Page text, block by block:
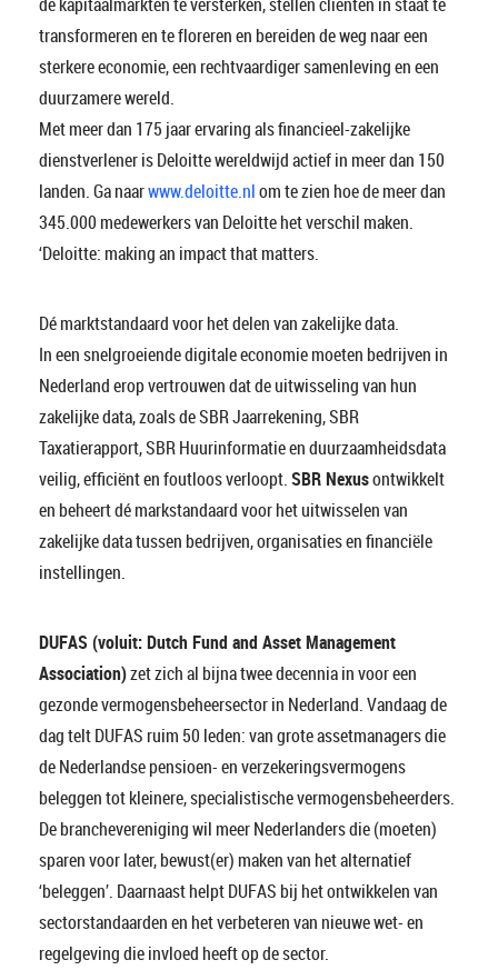
transformeren en te floreren en bereiden de weg naar een
sterkere economie, een rechtvaardiger samenleving en een
duurzamere wereld.
Met meer dan 175 jaar ervaring als financieel-zakelijke
dienstverlener is Deloitte wereldwijd actief in meer dan 150
landen. Ga naarwww.deloitte.nlom te zien hoe de meer dan
345.000 medewerkers van Deloitte het verschil maken.
‘Deloitte: making an impact that matters.
Dé marktstandaard voor het delen van zakelijke data.
In een snelgroeiende digitale economie moeten bedrijven in
Nederland erop vertrouwen dat de uitwisseling van hun
zakelijke data, zoals de SBR Jaarrekening, SBR
Taxatierapport, SBR Huurinformatie en duurzaamheidsdata
veilig, efficiënt en foutloos verloopt.SBR Nexusontwikkelt
en beheert dé markstandaard voor het uitwisselen van
zakelijke data tussen bedrijven, organisaties en financiële
instellingen.
DUFAS (voluit: Dutch Fund and Asset Management
Association)zet zich al bijna twee decennia in voor een
gezonde vermogensbeheersector in Nederland. Vandaag de
dag telt DUFAS ruim 50 leden: van grote assetmanagers die
de Nederlandse pensioen- en verzekeringsvermogens
beleggen tot kleinere, specialistische vermogensbeheerders.
De branchevereniging wil meer Nederlanders die (moeten)
sparen voor later, bewust(er) maken van het alternatief
‘beleggen’. Daarnaast helpt DUFAS bij het ontwikkelen van
sectorstandaarden en het verbeteren van nieuwe wet- en
regelgeving die invloed heeft op de sector.